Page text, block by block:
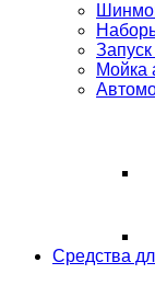
Мойка
Средства